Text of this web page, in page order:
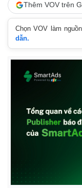
Kinh tế
Thêm VOV trên
Chọn VOV làm
dẫn.